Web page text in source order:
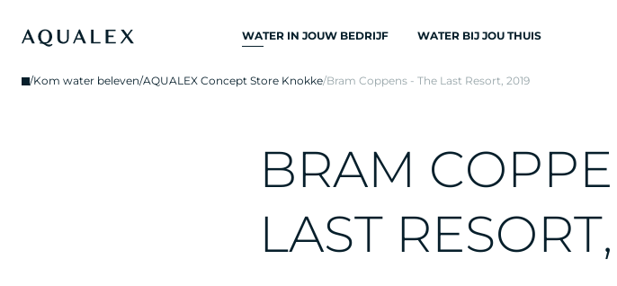
WATER IN JOUW BEDRIJF
ALLE
DRINKWATERSYSTEMEN
KEUKENKRANEN
WATERDISPENSERS
WATER BIJ JOU THUIS
/Kom water beleven/AQUALEX Concept Store Knokke/Bram Coppens - The Last Resort, 2019
BRAM COPPE
LAST RESORT,